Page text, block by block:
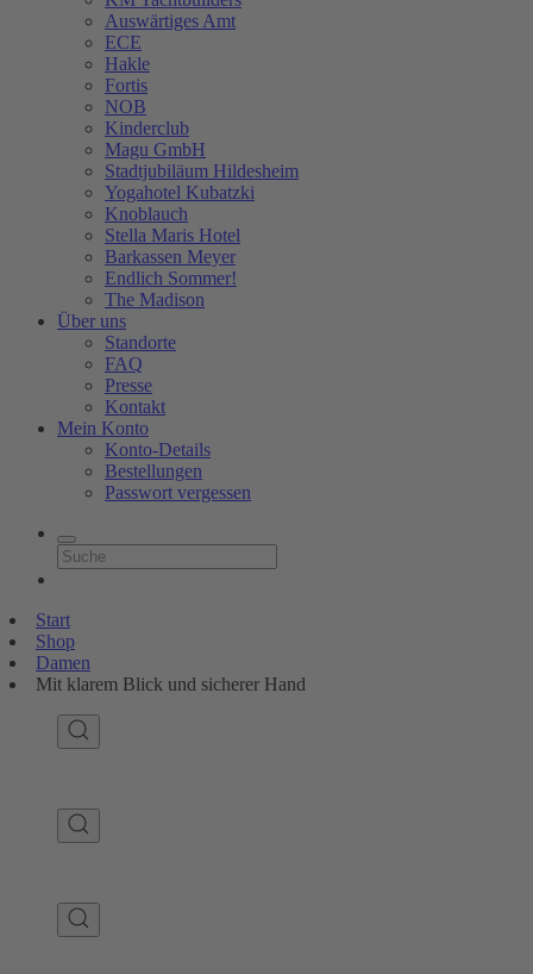
Auswärtiges Amt
ECE
Hakle
Fortis
NOB
Kinderclub
Magu GmbH
Stadtjubiläum Hildesheim
Yogahotel Kubatzki
Knoblauch
Stella Maris Hotel
Barkassen Meyer
Endlich Sommer!
The Madison
Über uns
Standorte
FAQ
Presse
Kontakt
Mein Konto
Konto-Details
Bestellungen
Passwort vergessen
Start
Shop
Damen
Mit klarem Blick und sicherer Hand